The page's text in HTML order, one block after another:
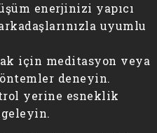
enerjinizi yapıcı
uyumlu
için meditasyon veya
deneyin.
yerine esneklik